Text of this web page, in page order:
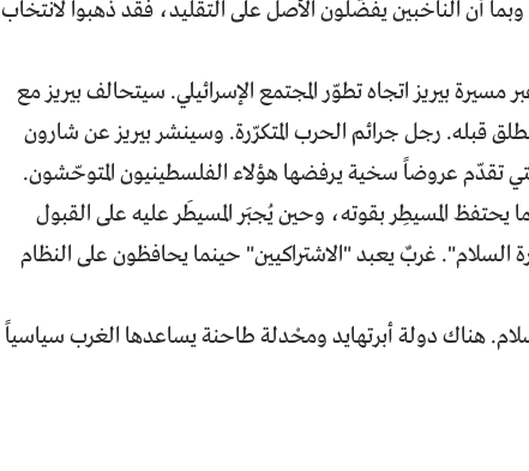
وبما أن الناخبين يفضّلون الأصل على التقليد، فقد ذهبوا لانتخاب
بيريز اتجاه تطوّر المجتمع الإسرائيلي. سيتحالف بيريز مع
قبله. رجل جرائم الحرب المتكرّرة. وسينشر بيريز عن شارون
تقدّم عروضاً سخية يرفضها هؤلاء الفلسطينيون المتوحّشون.
يحتفظ المسيطِر بقوته، وحين يُجبَر المسيطَر عليه على القبول
غربٌ يعبد "الاشتراكيين" حينما يحافظون على النظام
هناك دولة أبرتهايد ومحْدلة طاحنة يساعدها الغرب سياسياً